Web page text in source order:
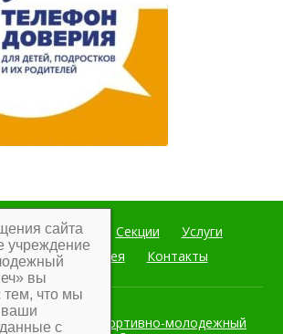
Мероприятия Секции
Услуги
Фотогалерея Контакты
учреждение Спортивно-молодежный
сайта
учреждение
вы
тем, что мы
с